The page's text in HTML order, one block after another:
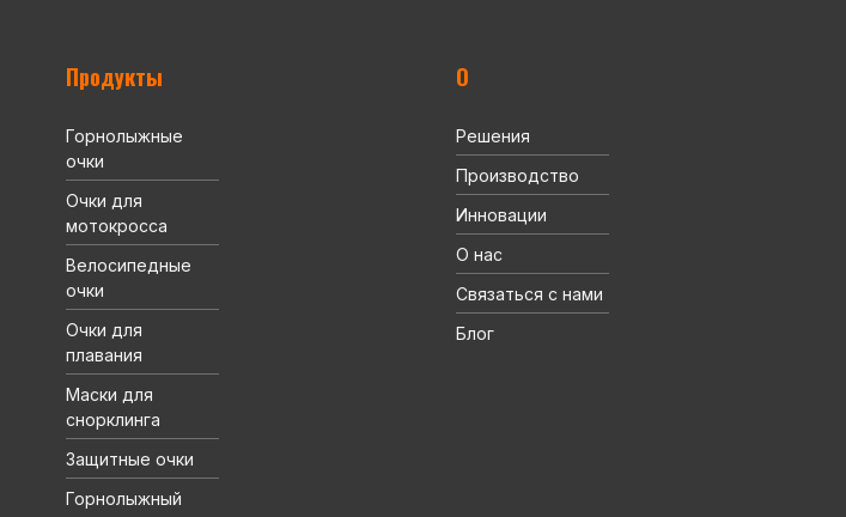
Продукты
Горнолыжные
очки
Очки для
мотокросса
Велосипедные
очки
Очки для
плавания
Маски для
снорклинга
Защитные очки
Горнолыжный
О
Решения
Производство
Инновации
О нас
Связаться с нами
Блог